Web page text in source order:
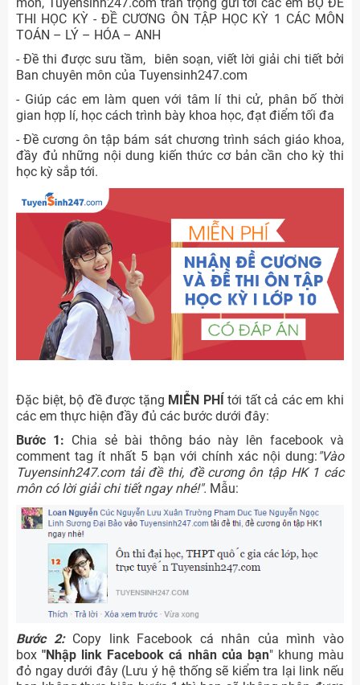
THI HỌC KỲ - ĐỀ CƯƠNG ÔN TẬP HỌC KỲ 1 CÁC MÔN
TOÁN – LÝ – HÓA – ANH
- Đề thi được sưu tầm, biên soạn, viết lời giải chi tiết bởi
Ban chuyên môn của Tuyensinh247.com
- Giúp các em làm quen với tâm lí thi cử, phân bố thời
gian hợp lí, học cách trình bày khoa học, đạt điểm tối đa
- Đề cương ôn tập bám sát chương trình sách giáo khoa,
đầy đủ những nội dung kiến thức cơ bản cần cho kỳ thi
học kỳ sắp tới.
Đặc biệt, bộ đề được tặng MIỄN PHÍ
tới tất cả các em khi
các em thực hiện đầy đủ các bước dưới đây:
Bước 1: Chia sẻ bài thông báo này lên facebook và
comment tag ít nhất 5 bạn với chính xác nội dung: "Vào
Tuyensinh247.com tải đề thi, đề cương ôn tập HK 1 các
môn có lời giải chi tiết ngay nhé!". Mẫu:
Bước 2: Copy link Facebook cá nhân của mình vào
box"Nhập link Facebook cá nhân của bạn" khung màu
đỏ ngay dưới đây (Lưu ý hệ thống sẽ kiểm tra lại link nếu